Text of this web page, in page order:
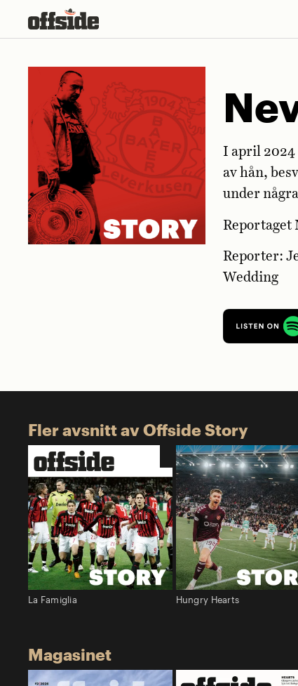
I april 2024
av hån,
under
Reportaget
Reporter:
Wedding
Fler avsnitt av Offside Story
La Famiglia Hungry Hearts
Magasinet